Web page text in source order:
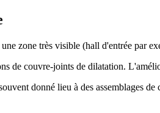
zone très visible (hall d'entrée par
de couvre-joints de dilatation.
donné lieu à des assemblages